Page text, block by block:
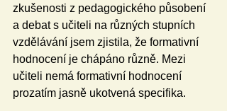
zkušenosti z pedagogického působení
a debat s učiteli na různých stupních
vzdělávání jsem zjistila, že formativní
hodnocení je chápáno různě. Mezi
učiteli nemá formativní hodnocení
prozatím jasně ukotvená specifika.